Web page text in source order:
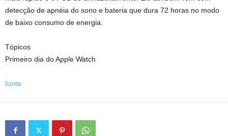
detecção de apnéia do sono e bateria que dura 72 horas no modo
de baixo consumo de energia.
Tópicos
Primeiro dia do Apple Watch
fonte